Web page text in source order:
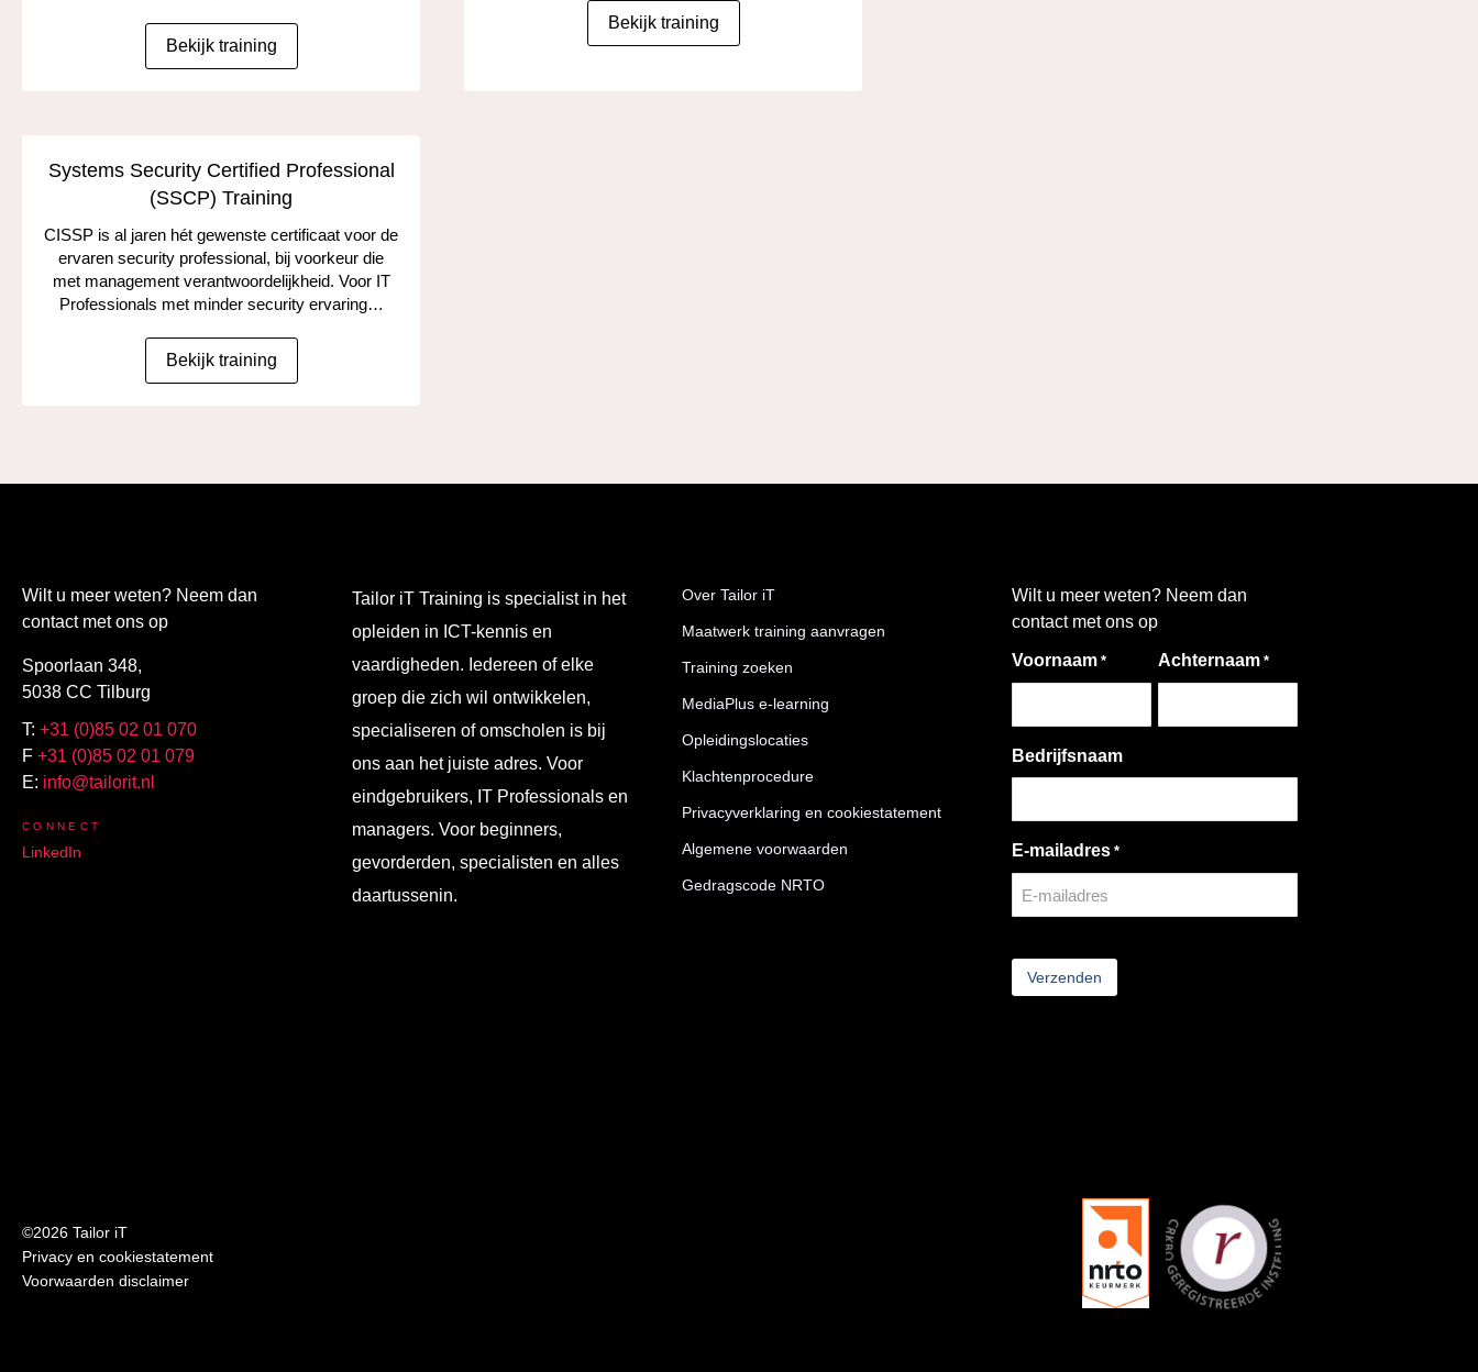
Bekijk training
Bekijk training
Systems Security Certified Professional
(SSCP) Training
CISSP is al jaren hét gewenste certificaat voor de
ervaren security professional, bij voorkeur die
met management verantwoordelijkheid. Voor IT
Professionals met minder security ervaring…
Bekijk training
Wilt u meer weten? Neem dan
contact met ons op
Spoorlaan 348,
5038 CC Tilburg
T: +31 (0)85 02 01 070
F +31 (0)85 02 01 079
E: info@tailorit.nl
CONNECT
LinkedIn
Tailor iT Training is specialist in het
opleiden in ICT-kennis en
vaardigheden. Iedereen of elke
groep die zich wil ontwikkelen,
specialiseren of omscholen is bij
ons aan het juiste adres. Voor
eindgebruikers, IT Professionals en
managers. Voor beginners,
gevorderden, specialisten en alles
daartussenin.
Over Tailor iT
Maatwerk training aanvragen
Training zoeken
MediaPlus e-learning
Opleidingslocaties
Klachtenprocedure
Privacyverklaring en cookiestatement
Algemene voorwaarden
Gedragscode NRTO
Wilt u meer weten? Neem dan
contact met ons op
Voornaam * Achternaam *
Bedrijfsnaam
E-mailadres *
©2026 Tailor iT
Privacy en cookiestatement
Voorwaarden disclaimer